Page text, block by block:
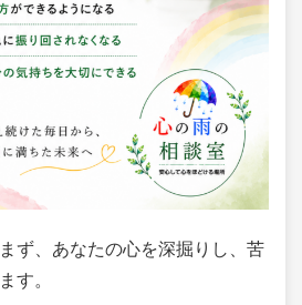
ず、あなたの心を深掘りし、苦
す。